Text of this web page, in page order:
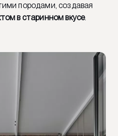
породами, создавая
в старинном вкусе.